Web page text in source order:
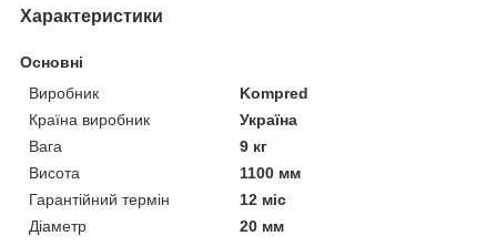
Характеристики
Основні
Виробник
Kompred
Країна виробник
Україна
Вага
9 кг
Висота
1100 мм
Гарантійний термін
12 міс
Діаметр
20 мм